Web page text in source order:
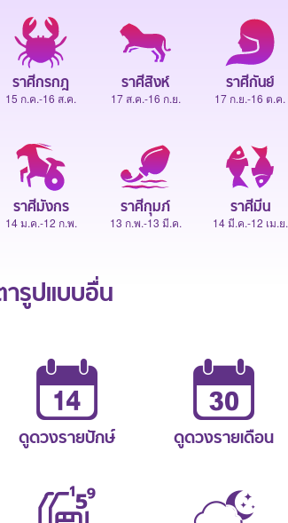
ราศีกรกฎ
15 ก.ค.-16 ส.ค.
ราศีสิงห์
17 ส.ค.-16 ก.ย.
ราศีกันย์
17 ก.ย.-16 ต.ค.
ราศีมังกร
14 ม.ค.-12 ก.พ.
ราศีกุมภ์
13 ก.พ.-13 มี.ค.
ราศีมีน
14 มี.ค.-12 เม.ย.
ารูปแบบอื่น
ดูดวงรายปักษ์ ดูดวงรายเดือน